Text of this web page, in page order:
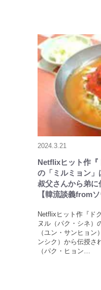
2024.3.21
Netflixヒット作『
の「ミルミョン
叔父さんから弟に
【韓流談義fromソ
Netflixヒット作『ド
ヌル（パク・シネ）
（ユン・サンヒョ
ンシク）から伝授さ
（パク・ヒョン…